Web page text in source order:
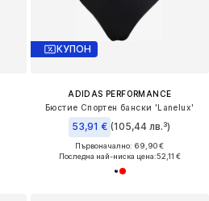
КУПОН
ADIDAS PERFORMANCE
Бюстие Спортен бански 'Lanelux'
53,91 € (105,44 лв.³)
Първоначално: 69,90 €
Последна най-ниска цена:52,11 €